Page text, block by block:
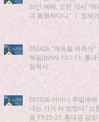
라인 예배, 오전 10시 "하
과 동행하더니" ㅣ 창세기
052426 "계속될 세족식"
복음(John) 13:1-11, 홍대
임목사
051026 어머니 주일예배
녀는 거기 서 있었다" 요
음 19:25-27, 홍대권 담임